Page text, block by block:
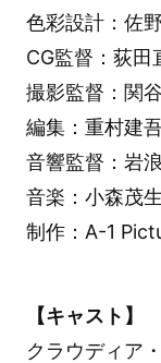
色彩設計：佐
CG監督：荻田
撮影監督：関
編集：重村建
音響監督：岩
音楽：小森茂
制作：A-1
【キャスト】
クラウディア